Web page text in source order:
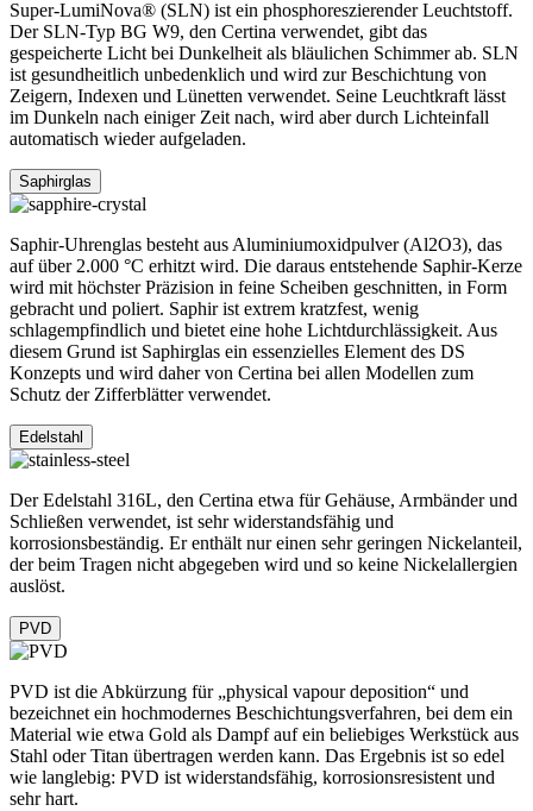
Super-LumiNova® (SLN) ist ein phosphoreszierender Leuchtstoff.
Der SLN-Typ BG W9, den Certina verwendet, gibt das
gespeicherte Licht bei Dunkelheit als bläulichen Schimmer ab. SLN
ist gesundheitlich unbedenklich und wird zur Beschichtung von
Zeigern, Indexen und Lünetten verwendet. Seine Leuchtkraft lässt
im Dunkeln nach einiger Zeit nach, wird aber durch Lichteinfall
automatisch wieder aufgeladen.
Saphirglas
Saphir-Uhrenglas besteht aus Aluminiumoxidpulver (Al2O3), das
auf über 2.000 °C erhitzt wird. Die daraus entstehende Saphir-Kerze
wird mit höchster Präzision in feine Scheiben geschnitten, in Form
gebracht und poliert. Saphir ist extrem kratzfest, wenig
schlagempfindlich und bietet eine hohe Lichtdurchlässigkeit. Aus
diesem Grund ist Saphirglas ein essenzielles Element des DS
Konzepts und wird daher von Certina bei allen Modellen zum
Schutz der Zifferblätter verwendet.
Edelstahl
Der Edelstahl 316L, den Certina etwa für Gehäuse, Armbänder und
Schließen verwendet, ist sehr widerstandsfähig und
korrosionsbeständig. Er enthält nur einen sehr geringen Nickelanteil,
der beim Tragen nicht abgegeben wird und so keine Nickelallergien
auslöst.
PVD
PVD ist die Abkürzung für „physical vapour deposition“ und
bezeichnet ein hochmodernes Beschichtungsverfahren, bei dem ein
Material wie etwa Gold als Dampf auf ein beliebiges Werkstück aus
Stahl oder Titan übertragen werden kann. Das Ergebnis ist so edel
wie langlebig: PVD ist widerstandsfähig, korrosionsresistent und
sehr hart.